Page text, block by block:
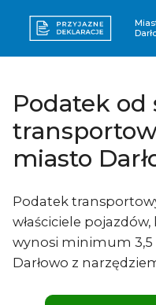
Podatek
miasto
Podatek
właściciele
wynosi minimum 3,5
Darłowo z